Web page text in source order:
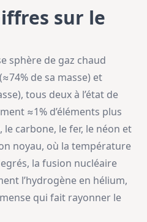
sur le
sphère de gaz chaud
de sa masse) et
tous deux à l’état de
≈1% d’éléments plus
le carbone, le fer, le néon et
noyau, où la température
la fusion nucléaire
l’hydrogène en hélium,
qui fait rayonner le